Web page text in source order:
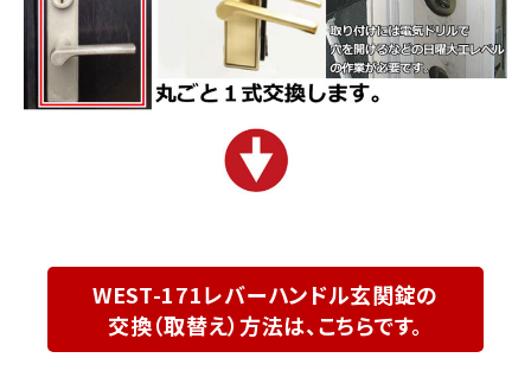
WEST-171レバーハンドル玄関錠の
交換（取替え）方法は、こちらです。